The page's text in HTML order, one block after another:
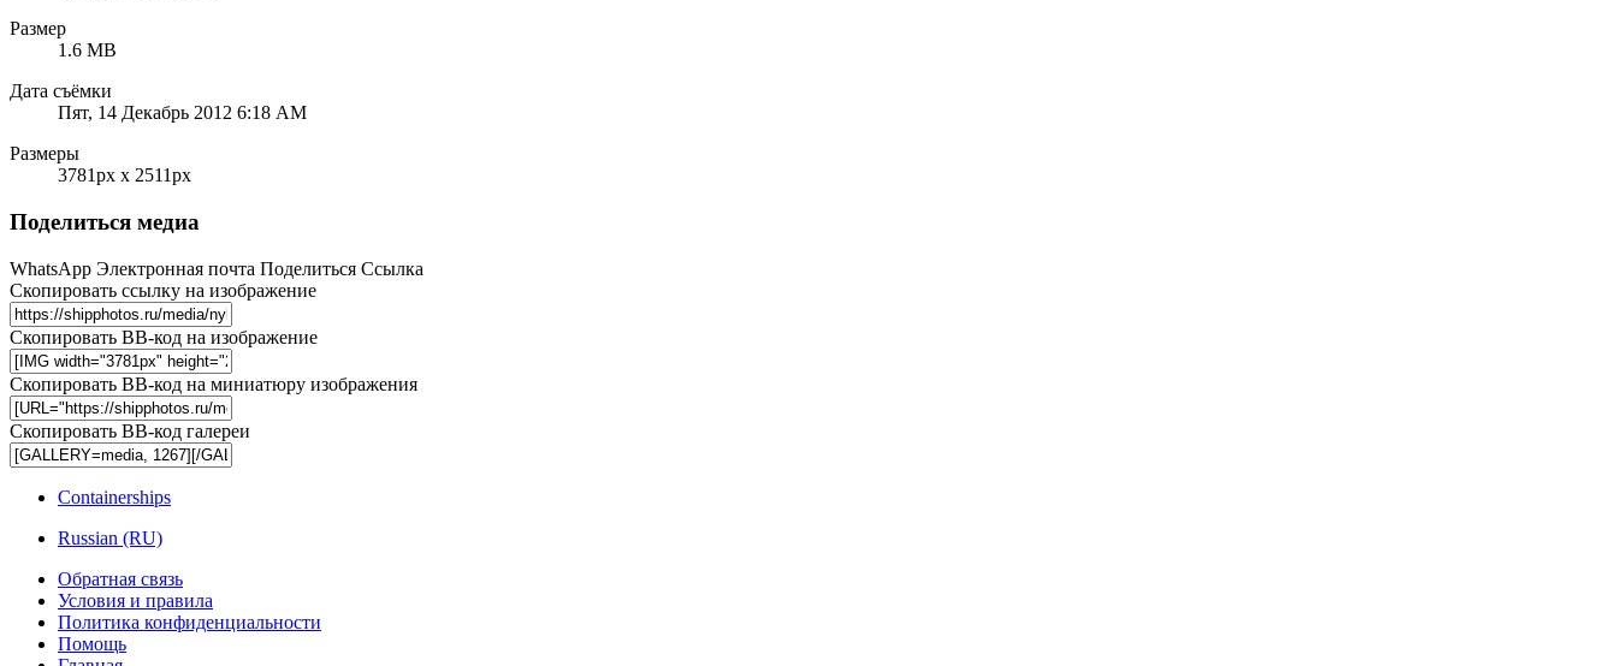
Размер
1.6 MB
Дата съёмки
Пят, 14 Декабрь 2012 6:18 AM
Размеры
3781px x 2511px
Поделиться медиа
WhatsApp Электронная почта Поделиться Ссылка
Скопировать ссылку на изображение
Скопировать BB-код на изображение
Скопировать BB-код на миниатюру изображения
Скопировать BB-код галереи
Containerships
Russian (RU)
Обратная связь
Условия и правила
Политика конфиденциальности
Помощь